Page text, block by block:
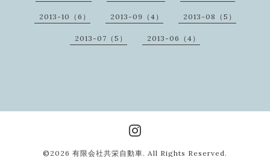
2013-10（6） 2013-09（4） 2013-08（5）
2013-07（5） 2013-06（4）
©2026 有限会社共栄自動車. All Rights Reserved.